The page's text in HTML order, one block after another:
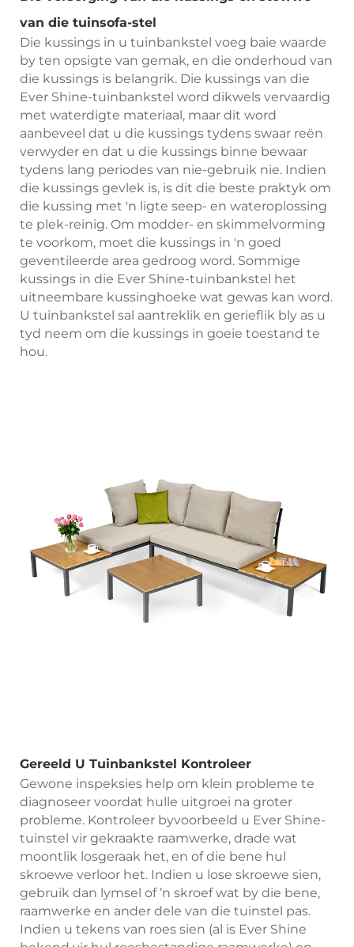
van die tuinsofa-stel
Die kussings in u tuinbankstel voeg baie waarde
by ten opsigte van gemak, en die onderhoud van
die kussings is belangrik. Die kussings van die
Ever Shine-tuinbankstel word dikwels vervaardig
met waterdigte materiaal, maar dit word
aanbeveel dat u die kussings tydens swaar reën
verwyder en dat u die kussings binne bewaar
tydens lang periodes van nie-gebruik nie. Indien
die kussings gevlek is, is dit die beste praktyk om
die kussing met 'n ligte seep- en wateroplossing
te plek-reinig. Om modder- en skimmelvorming
te voorkom, moet die kussings in 'n goed
geventileerde area gedroog word. Sommige
kussings in die Ever Shine-tuinbankstel het
uitneembare kussinghoeke wat gewas kan word.
U tuinbankstel sal aantreklik en gerieflik bly as u
tyd neem om die kussings in goeie toestand te
hou.
Gereeld U Tuinbankstel Kontroleer
Gewone inspeksies help om klein probleme te
diagnoseer voordat hulle uitgroei na groter
probleme. Kontroleer byvoorbeeld u Ever Shine-
tuinstel vir gekraakte raamwerke, drade wat
moontlik losgeraak het, en of die bene hul
skroewe verloor het. Indien u lose skroewe sien,
gebruik dan lymsel of ’n skroef wat by die bene,
raamwerke en ander dele van die tuinstel pas.
Indien u tekens van roes sien (al is Ever Shine